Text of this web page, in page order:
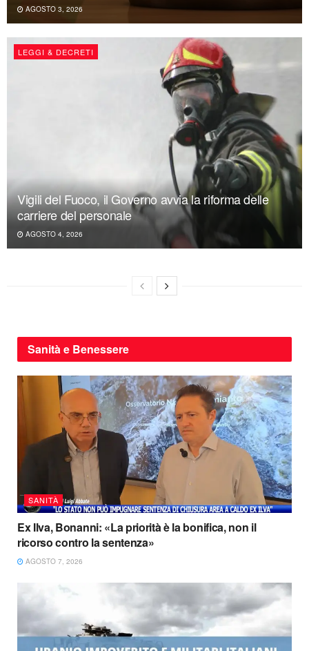
AGOSTO 3, 2026
LEGGI & DECRETI
Vigili del Fuoco, il Governo avvia la riforma delle
carriere del personale
AGOSTO 4, 2026
Sanità e Benessere
SANITÀ
Ex Ilva, Bonanni: «La priorità è la bonifica, non il
ricorso contro la sentenza»
AGOSTO 7, 2026